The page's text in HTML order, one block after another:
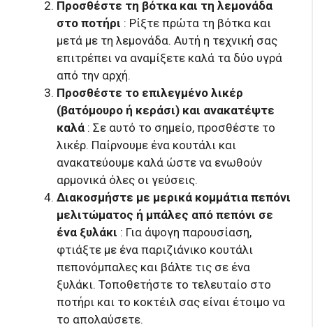
Προσθέστε τη βότκα και τη λεμονάδα
στο ποτήρι : Ρίξτε πρώτα τη βότκα και
μετά με τη λεμονάδα. Αυτή η τεχνική σας
επιτρέπει να αναμίξετε καλά τα δύο υγρά
από την αρχή.
Προσθέστε το επιλεγμένο λικέρ
(βατόμουρο ή κεράσι) και ανακατέψτε
καλά : Σε αυτό το σημείο, προσθέστε το
λικέρ. Παίρνουμε ένα κουτάλι και
ανακατεύουμε καλά ώστε να ενωθούν
αρμονικά όλες οι γεύσεις.
Διακοσμήστε με μερικά κομμάτια πεπόνι
μελιτώματος ή μπάλες από πεπόνι σε
ένα ξυλάκι : Για άψογη παρουσίαση,
φτιάξτε με ένα παριζιάνικο κουτάλι
πεπονόμπαλες και βάλτε τις σε ένα
ξυλάκι. Τοποθετήστε το τελευταίο στο
ποτήρι και το κοκτέιλ σας είναι έτοιμο να
το απολαύσετε.